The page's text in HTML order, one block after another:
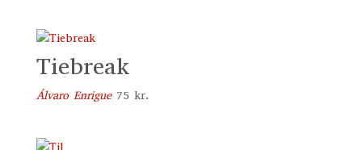
Tiebreak
Álvaro Enrigue 75 kr.